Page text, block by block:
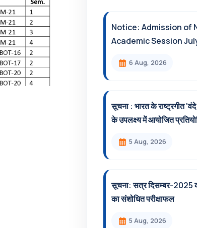
Notice: Admission of
Academic Session
6 Aug, 2026
सूचना : भारत के राष्ट्रगीत
के उपलक्ष्य में आयोजित
5 Aug, 2026
सूचना: सत्र दिसम्‍बर-2025
का संशोधित परीक्षाफल
5 Aug, 2026